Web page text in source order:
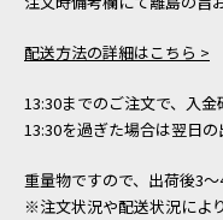
配送方法の詳細はこちら >
13:30までのご注文で、入金
13:30を過ぎた場合は翌日の
重量物ですので、出荷後3～
※注文状況や配送状況によ